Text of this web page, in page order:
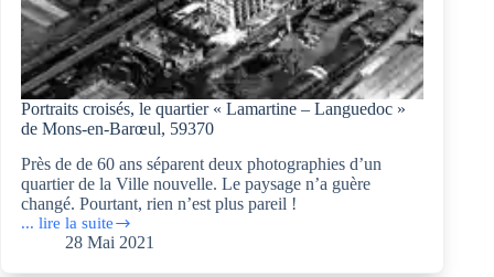
Portraits croisés, le quartier « Lamartine – Languedoc »
de Mons-en-Barœul, 59370
Près de de 60 ans séparent deux photographies d’un
quartier de la Ville nouvelle. Le paysage n’a guère
changé. Pourtant, rien n’est plus pareil !
... lire la suite
Portraits
croisés,28 Mai 2021